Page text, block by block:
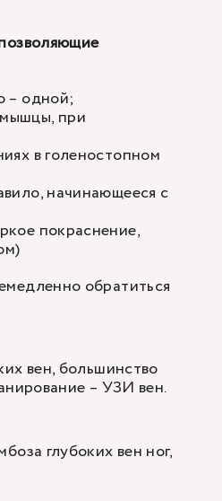
– одной;
при
в голеностопном
начинающееся с
покраснение,
обратиться
вен, большинство
– УЗИ вен.
глубоких вен ног,